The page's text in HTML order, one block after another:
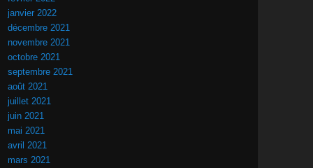
janvier 2022
décembre 2021
novembre 2021
octobre 2021
septembre 2021
août 2021
juillet 2021
juin 2021
mai 2021
avril 2021
mars 2021